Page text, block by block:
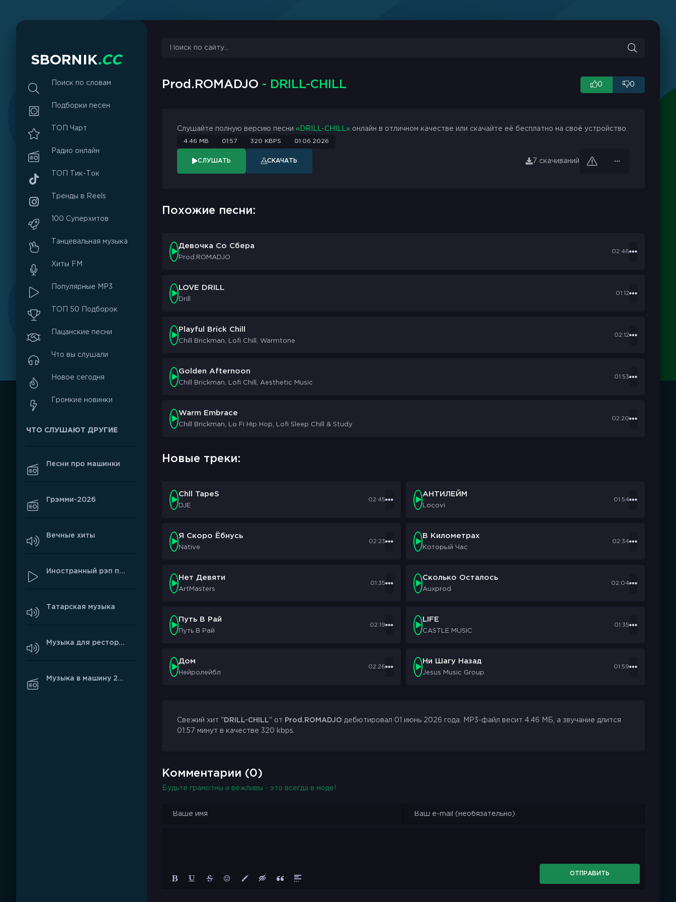
S BO R N K.CC
Prod.ROMADJO - DRILL-CHILL 0 0
Слушайте полную версию песни «DRILL-CHILL» онлайн в отличном качестве или скачайте её бесплатно на своё устройство.
4.46 MB 01:57 320 KBPS 01.06.2026
СЛУШАТЬ СКАЧАТЬ 7 скачиваний
Похожие песни:
Девочка Со Сбера
Prod.ROMADJO
02:46
LOVE DRILL
Drill
01:12
Playful Brick Chill
Chill Brickman, Lofi Chill, Warmtone
02:12
Golden Afternoon
Chill Brickman, Lofi Chill, Aesthetic Music
01:53
Warm Embrace
Chill Brickman, Lo Fi Hip Hop, Lofi Sleep Chill & Study
02:20
Новые треки:
Chll TapeS
DJE
02:45
АНТИЛЕЙМ
Locovi
01:54
Я Скоро Ёбнусь
Native
02:23
В Километрах
Который Час
02:34
Нет Девяти
ArtMasters
01:35
Сколько Осталось
Auxprod
02:04
Путь В Рай
Путь В Рай
02:19
LIFE
CASTLE MUSIC
01:35
Дом
Нейролейбл
02:26
Ни Шагу Назад
Jesus Music Group
01:59
Свежий хит " DRILL-CHILL" от Prod.ROMADJO дебютировал 01 июнь 2026 года. MP3-файл весит 4.46 МБ, а звучание длится
01:57 минут в качестве 320 kbps.
Комментарии (0)
Будьте грамотны и вежливы - это всегда в моде!
ОТПРАВИТЬ
Поиск по словам
Подборки песен
ТОП Чарт
Радио онлайн
ТОП Тик-Ток
Тренды в Reels
100 Суперхитов
Танцевальная музыка
Хиты FM
Популярные MP3
ТОП 50 Подборок
Пацанские песни
Что вы слушали
Новое сегодня
Громкие новинки
ЧТО СЛУШАЮТ ДРУГИЕ
Песни про машинки
Грэмми-2026
Вечные хиты
Иностранный рэп про любовь
Татарская музыка
Музыка для ресторанов
Музыка в машину 2026